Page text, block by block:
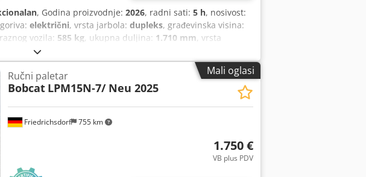
, Godina proizvodnje: 2026, radni sati: 5 h, nosivost:
električni, vrsta jarbola: dupleks, građevinska visina:
vozila: 585 kg, ukupna duljina: 1.710 mm, vrsta
, Visokopodizni viličar Težište tereta: 600 mm Širina vilica:
Stanje: Novo Tehničko stanje: Novo Prednji kotači tip:
kotači tip: Poliuretan Dcodpfjy Uz Sqex Agkjk Stanje
Ah: 60Ah Tip baterije: Litij-ionska Godina proizvodnje
Litij-ionska baterija bez održavanja 24 V
Mali oglasi
Friedrichsdorf 755 km
Ručni paletar
Bobcat LPM15N-7/ Neu 2025
1.750 €
VB plus PDV